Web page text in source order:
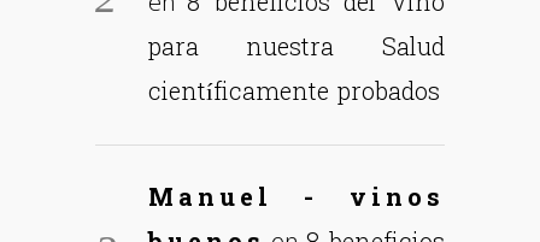
para nuestra Salud
científicamente probados
Manuel - vinos